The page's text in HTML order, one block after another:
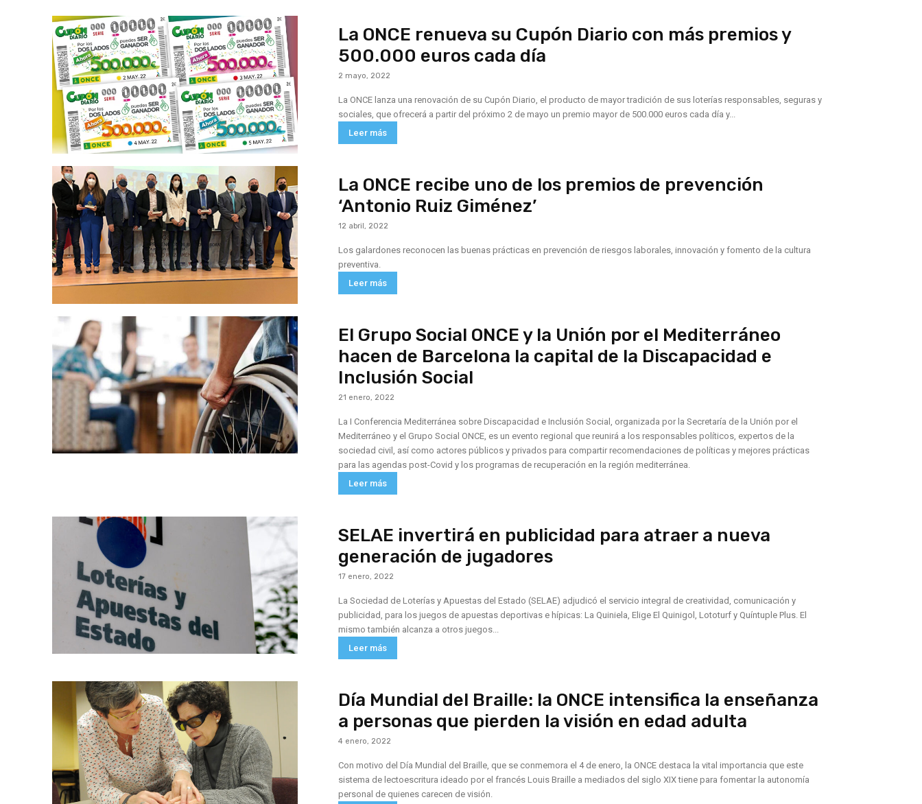
La ONCE renueva su Cupón Diario con más premios y
500.000 euros cada día
2 mayo, 2022
La ONCE lanza una renovación de su Cupón Diario, el producto de mayor tradición de sus loterías responsables, seguras y
sociales, que ofrecerá a partir del próximo 2 de mayo un premio mayor de 500.000 euros cada día y...
Leer más
La ONCE recibe uno de los premios de prevención
‘Antonio Ruiz Giménez’
12 abril, 2022
Los galardones reconocen las buenas prácticas en prevención de riesgos laborales, innovación y fomento de la cultura
preventiva.
Leer más
El Grupo Social ONCE y la Unión por el Mediterráneo
hacen de Barcelona la capital de la Discapacidad e
Inclusión Social
21 enero, 2022
La I Conferencia Mediterránea sobre Discapacidad e Inclusión Social, organizada por la Secretaría de la Unión por el
Mediterráneo y el Grupo Social ONCE, es un evento regional que reunirá a los responsables políticos, expertos de la
sociedad civil, así como actores públicos y privados para compartir recomendaciones de políticas y mejores prácticas
para las agendas post-Covid y los programas de recuperación en la región mediterránea.
Leer más
SELAE invertirá en publicidad para atraer a nueva
generación de jugadores
17 enero, 2022
La Sociedad de Loterías y Apuestas del Estado (SELAE) adjudicó el servicio integral de creatividad, comunicación y
publicidad, para los juegos de apuestas deportivas e hípicas: La Quiniela, Elige El Quinigol, Lototurf y Quíntuple Plus. El
mismo también alcanza a otros juegos...
Leer más
Día Mundial del Braille: la ONCE intensifica la enseñanza
a personas que pierden la visión en edad adulta
4 enero, 2022
Con motivo del Día Mundial del Braille, que se conmemora el 4 de enero, la ONCE destaca la vital importancia que este
sistema de lectoescritura ideado por el francés Louis Braille a mediados del siglo XIX tiene para fomentar la autonomía
personal de quienes carecen de visión.